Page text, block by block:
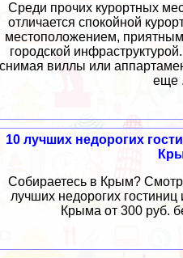
Среди прочих курортных
отличается спокойной
местоположением,
городской
снимая виллы или
еще
10 лучших недорогих
Собираетесь в Крым?
лучших недорогих
Крыма от 300 руб.